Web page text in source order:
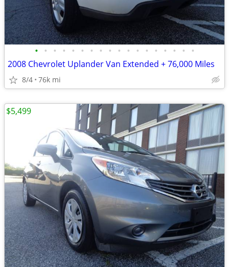
• • • • • • • • • • • • • • • • • •
2008 Chevrolet Uplander Van Extended + 76,000 Miles
8/4 76k mi
$5,499